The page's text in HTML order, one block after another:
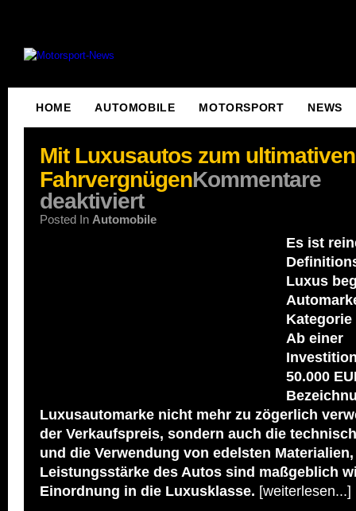
HOME AUTOMOBILE MOTORSPORT NEWS
Mit Luxusautos zum ultimativen
FahrvergnügenKommentare
deaktiviert
Posted In Automobile
Es ist
Luxus
Ab einer
50.000
Luxusautomarke nicht mehr zu zögerlich
der Verkaufspreis, sondern auch die
und die Verwendung von edelsten
Leistungsstärke des Autos sind maßgeblich
Einordnung in die Luxusklasse. [weiterlesen...]